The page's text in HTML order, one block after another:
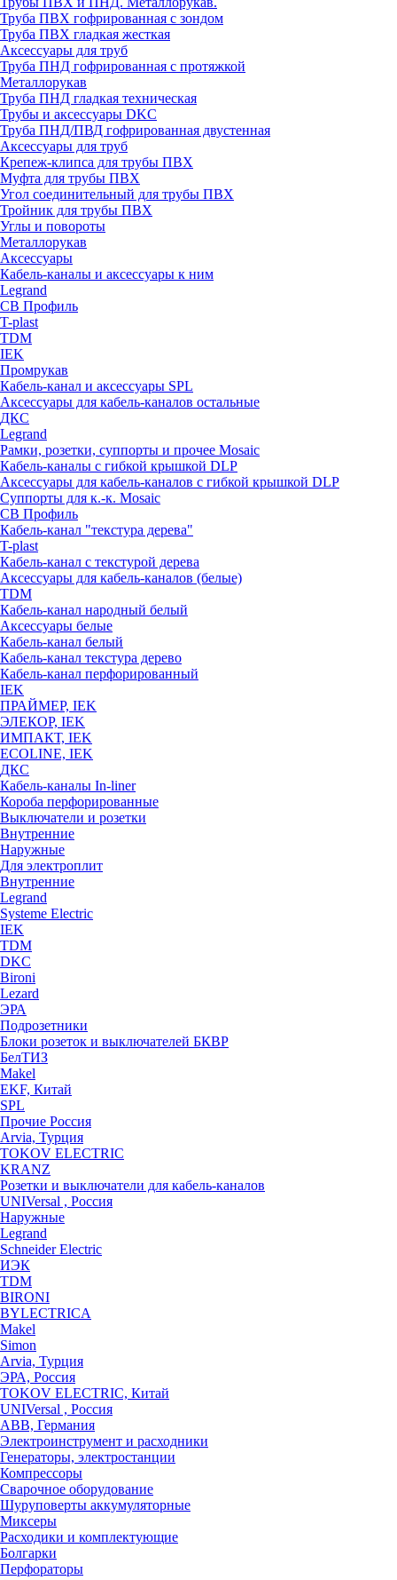
Труба ПВХ гофрированная с зондом
Труба ПВХ гладкая жесткая
Аксессуары для труб
Труба ПНД гофрированная с протяжкой
Металлорукав
Труба ПНД гладкая техническая
Трубы и аксессуары DKC
Труба ПНД/ПВД гофрированная двустенная
Аксессуары для труб
Крепеж-клипса для трубы ПВХ
Муфта для трубы ПВХ
Угол соединительный для трубы ПВХ
Тройник для трубы ПВХ
Углы и повороты
Металлорукав
Аксессуары
Кабель-каналы и аксессуары к ним
Legrand
СВ Профиль
T-plast
TDM
IEK
Промрукав
Кабель-канал и аксессуары SPL
Аксессуары для кабель-каналов остальные
ДКС
Legrand
Рамки, розетки, суппорты и прочее Mosaic
Кабель-каналы с гибкой крышкой DLP
Аксессуары для кабель-каналов с гибкой крышкой DLP
Суппорты для к.-к. Mosaic
СВ Профиль
Кабель-канал "текстура дерева"
T-plast
Кабель-канал с текстурой дерева
Аксессуары для кабель-каналов (белые)
TDM
Кабель-канал народный белый
Аксессуары белые
Кабель-канал белый
Кабель-канал текстура дерево
Кабель-канал перфорированный
IEK
ПРАЙМЕР, IEK
ЭЛЕКОР, IEK
ИМПАКТ, IEK
ECOLINE, IEK
ДКС
Кабель-каналы In-liner
Короба перфорированные
Выключатели и розетки
Внутренние
Наружные
Для электроплит
Внутренние
Legrand
Systeme Electric
IEK
TDM
DKC
Bironi
Lezard
ЭРА
Подрозетники
Блоки розеток и выключателей БКВР
БелТИЗ
Makel
EKF, Китай
SPL
Прочие Россия
Arvia, Турция
TOKOV ELECTRIC
KRANZ
Розетки и выключатели для кабель-каналов
UNIVersal , Россия
Наружные
Legrand
Schneider Electric
ИЭК
TDM
BIRONI
BYLECTRICA
Makel
Simon
Arvia, Турция
ЭРА, Россия
TOKOV ELECTRIC, Китай
UNIVersal , Россия
ABB, Германия
Электроинструмент и расходники
Генераторы, электростанции
Компрессоры
Сварочное оборудование
Шуруповерты аккумуляторные
Миксеры
Расходики и комплектующие
Болгарки
Перфораторы